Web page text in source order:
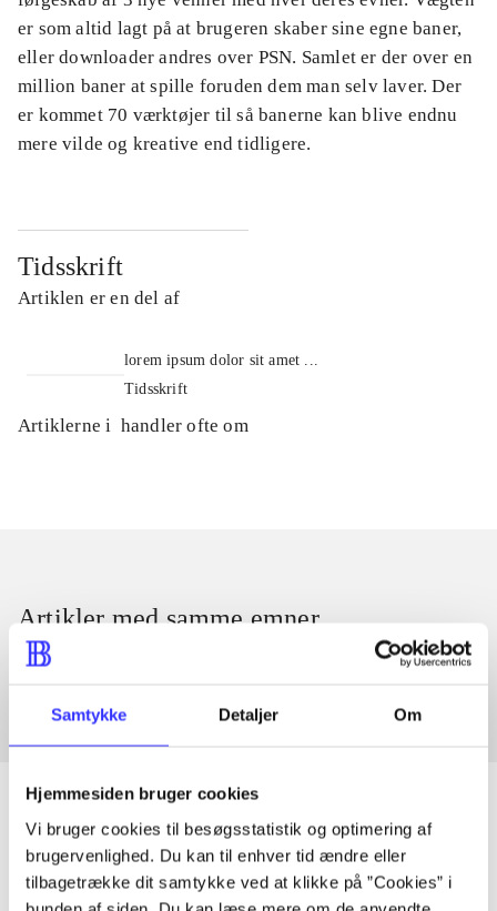
Samtykke Detaljer Om
Hjemmesiden bruger cookies
Vi bruger cookies til besøgsstatistik og optimering af
brugervenlighed. Du kan til enhver tid ændre eller
tilbagetrække dit samtykke ved at klikke på ”Cookies” i
er som altid lagt på at brugeren skaber sine egne baner,
eller downloader andres over PSN. Samlet er der over en
million baner at spille foruden dem man selv laver. Der
er kommet 70 værktøjer til så banerne kan blive endnu
mere vilde og kreative end tidligere.
Tidsskrift
Artiklen er en del af
lorem ipsum dolor sit amet ...
Tidsskrift
Artiklerne i handler ofte om
Artikler med samme emner
Fra
Artikler
Alle registrerede artikler fordelt på udgivelser